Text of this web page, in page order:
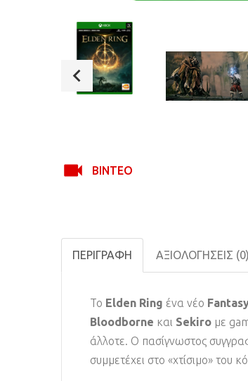
ΒΊΝΤΕΟ
ΠΕΡΙΓΡΑΦΉ ΑΞΙΟΛΟΓΉΣΕΙΣ (0)
Το Elden Ring ένα νέο
Bloodborne και Sekiro με
άλλοτε. Ο πασίγνωστος
συμμετέχει στο «χτίσιμο» του